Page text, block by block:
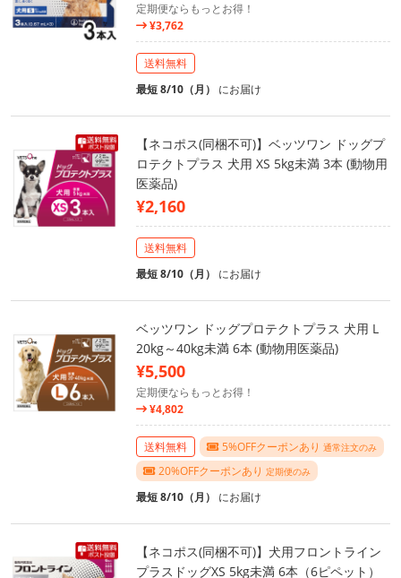
定期便ならもっとお得！
¥3,762
送料無料
最短 8/10（月） にお届け
【ネコポス(同梱不可)】ベッツワン ドッグプ
ロテクトプラス 犬用 XS 5kg未満 3本 (動物用
医薬品)
¥2,160
送料無料
最短 8/10（月） にお届け
ベッツワン ドッグプロテクトプラス 犬用 L
20kg～40kg未満 6本 (動物用医薬品)
¥5,500
定期便ならもっとお得！
¥4,802
送料無料 5%OFFクーポンあり 通常注文のみ
20%OFFクーポンあり 定期便のみ
最短 8/10（月） にお届け
【ネコポス(同梱不可)】犬用フロントライン
プラスドッグXS 5kg未満 6本（6ピペット）